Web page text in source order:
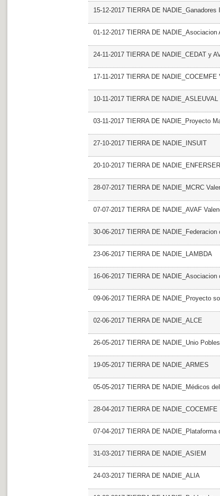
15-12-2017 TIERRA DE
01-12-2017 TIERRA DE NADIE_Asociacion
24-11-2017 TIERRA DE NADIE_CEDAT y
17-11-2017 TIERRA DE NADIE_COCEMFE
10-11-2017 TIERRA DE NADIE_ASLEUVAL
03-11-2017 TIERRA DE NADIE_Proyecto
27-10-2017 TIERRA DE NADIE_INSUIT
20-10-2017 TIERRA DE NADIE_ENFERSER
28-07-2017 TIERRA DE NADIE_MCRC
07-07-2017 TIERRA DE NADIE_AVAF
30-06-2017 TIERRA DE
23-06-2017 TIERRA DE NADIE_LAMBDA
16-06-2017 TIERRA DE
09-06-2017 TIERRA DE NADIE_Proyecto
02-06-2017 TIERRA DE NADIE_ALCE
26-05-2017 TIERRA DE NADIE_Unio
19-05-2017 TIERRA DE NADIE_ARMES
05-05-2017 TIERRA DE NADIE_Médicos
28-04-2017 TIERRA DE NADIE_COCEMFE
07-04-2017 TIERRA DE
31-03-2017 TIERRA DE NADIE_ASIEM
24-03-2017 TIERRA DE NADIE_ALIA